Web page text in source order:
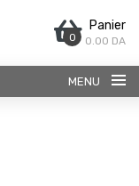
0
Panier
0.00 DA
MENU